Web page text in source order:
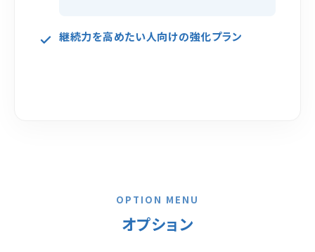
継続力を高めたい人向けの強化プラン
OPTION MENU
オプション